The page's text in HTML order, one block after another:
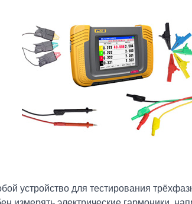
устройство для тестирования